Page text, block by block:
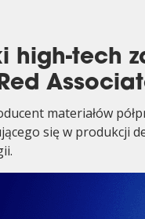
high-tech
materiałów
się w produkcji